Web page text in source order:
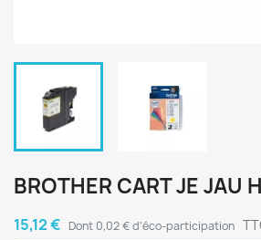
BROTHER CART JE JAU
15,12 € Dont 0,02 € d'éco-participation